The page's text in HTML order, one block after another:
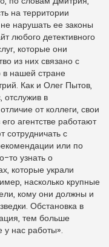
на территории
нарушать ее законы
любого детективного
которые они
из них связано с
в нашей стране
Как и Олег Пытов,
отслужив в
от коллеги, свои
агентстве работают
сотрудничать с
или по
то узнать о
которые украли
насколько крупные
кому они должны и
Обстановка в
тем больше
нас работы».